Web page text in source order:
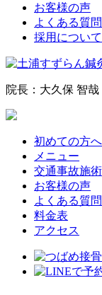
お客様の声
よくある質問
採用について
院長：大久保 智哉
初めての方へ
メニュー
交通事故施術
お客様の声
よくある質問
料金表
アクセス